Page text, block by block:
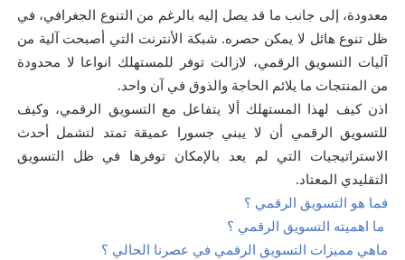
معدودة، إلى جانب ما قد يصل إليه بالرغم من التنوع الجغرافي، في
ظل تنوع هائل لا يمكن حصره. شبكة الأنترنت التي أصبحت آلية من
آليات التسويق الرقمي، لازالت توفر للمستهلك انواعا لا محدودة
من المنتجات ما يلائم الحاجة والذوق في آن واحد.
اذن كيف لهذا المستهلك ألا يتفاعل مع التسويق الرقمي، وكيف
للتسويق الرقمي أن لا يبني جسورا عميقة تمتد لتشمل أحدث
الاستراتيجيات التي لم يعد بالإمكان توفرها في ظل التسويق
التقليدي المعتاد.
فما هو التسويق الرقمي ؟
ما اهميته التسويق الرقمي ؟
ماهي مميزات التسويق الرقمي في عصرنا الحالي ؟